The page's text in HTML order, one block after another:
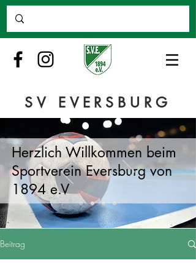
SV EVERSBURG
Herzlich Willkommen beim
Sportverein Eversburg von
1894 e.V
Beitrag